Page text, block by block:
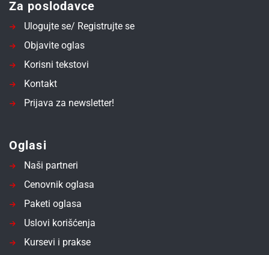
Za poslodavce
Ulogujte se/ Registrujte se
Objavite oglas
Korisni tekstovi
Kontakt
Prijava za newsletter!
Oglasi
Naši partneri
Cenovnik oglasa
Paketi oglasa
Uslovi korišćenja
Kursevi i prakse